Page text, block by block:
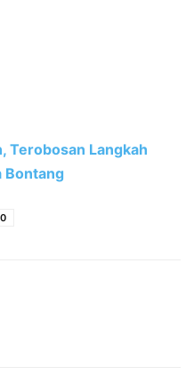
Terobosan Langkah
Bontang